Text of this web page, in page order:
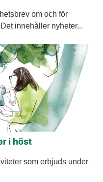
om och för
innehåller nyheter...
i höst
som erbjuds under